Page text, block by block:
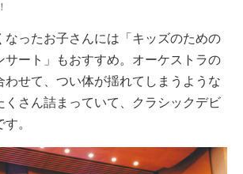
ったお子さんには「キッズのための
サート」もおすすめ。オーケストラの
わせて、つい体が揺れてしまうような
くさん詰まっていて、クラシックデビ
。